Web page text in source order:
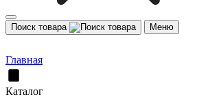
Поиск товара Меню
Главная
Каталог